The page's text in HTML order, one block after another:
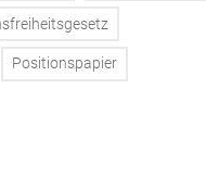
Positionspapier